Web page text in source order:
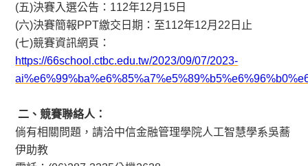
(五)決賽入選公告：112年12月15日
(六)決賽簡報PPT繳交日期：至112年12月22日止
(七)競賽資訊網頁：
https://66school.ctbc.edu.tw/2023/09/07/2023-
二、競賽聯絡人：
倘有相關問題，請洽中信金融管理學院人工智慧學系吳蕎
伊助教